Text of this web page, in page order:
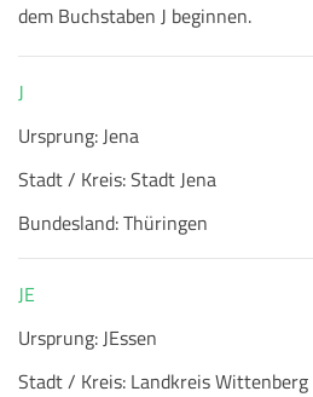
dem Buchstaben J beginnen.
J
Ursprung:Jena
Stadt / Kreis:Stadt Jena
Bundesland:Thüringen
JE
Ursprung:JEssen
Stadt / Kreis: Landkreis Wittenberg